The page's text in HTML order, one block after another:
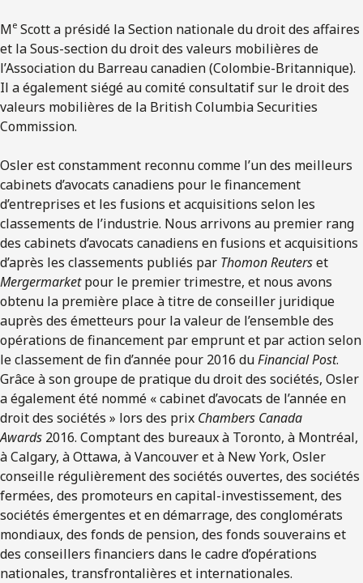
Me Scott a présidé la Section nationale du droit des affaires
et la Sous-section du droit des valeurs mobilières de
l’Association du Barreau canadien (Colombie-Britannique).
Il a également siégé au comité consultatif sur le droit des
valeurs mobilières de la British Columbia Securities
Commission.
Osler est constamment reconnu comme l’un des meilleurs
cabinets d’avocats canadiens pour le financement
d’entreprises et les fusions et acquisitions selon les
classements de l’industrie. Nous arrivons au premier rang
des cabinets d’avocats canadiens en fusions et acquisitions
d’après les classements publiés par Thomon Reuterset
Mergermarketpour le premier trimestre, et nous avons
obtenu la première place à titre de conseiller juridique
auprès des émetteurs pour la valeur de l’ensemble des
opérations de financement par emprunt et par action selon
le classement de fin d’année pour 2016 duFinancial Post.
Grâce à son groupe de pratique du droit des sociétés, Osler
a également été nommé « cabinet d’avocats de l’année en
droit des sociétés » lors des prix Chambers Canada
Awards 2016. Comptant des bureaux à Toronto, à Montréal,
à Calgary, à Ottawa, à Vancouver et à New York, Osler
conseille régulièrement des sociétés ouvertes, des sociétés
fermées, des promoteurs en capital-investissement, des
sociétés émergentes et en démarrage, des conglomérats
mondiaux, des fonds de pension, des fonds souverains et
des conseillers financiers dans le cadre d’opérations
nationales, transfrontalières et internationales.